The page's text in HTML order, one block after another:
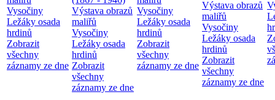
Vysočiny
Ležáky osada
hrdinů
Zobrazit
všechny
záznamy ze dne
Výstava obrazů
maliřů
Vysočiny
Ležáky osada
hrdinů
Zobrazit
všechny
záznamy ze dne
Vysočiny
Ležáky osada
hrdinů
Zobrazit
všechny
záznamy ze dne
Výstava obrazů
maliřů
Vysočiny
Ležáky osada
hrdinů
Zobrazit
všechny
záznamy ze dne